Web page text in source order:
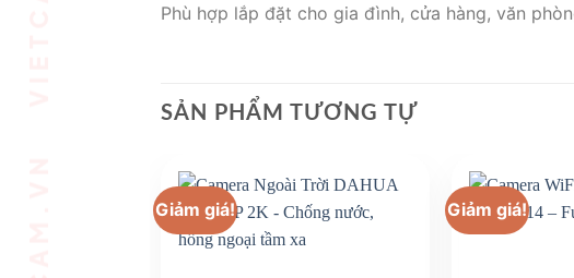
Phù hợp lắp đặt cho gia đình, cửa hàng, văn
SẢN PHẨM TƯƠNG TỰ
Giảm giá! Giảm giá!